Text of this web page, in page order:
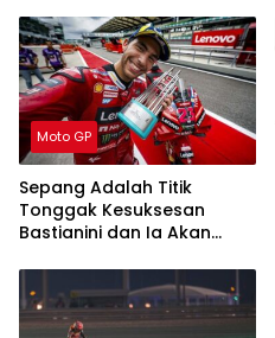
Moto GP
Sepang Adalah Titik
Tonggak Kesuksesan
Bastianini dan Ia Akan
Musim 2024